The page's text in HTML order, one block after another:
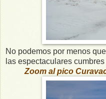
No podemos por menos
las espectaculares
Zoom al pico